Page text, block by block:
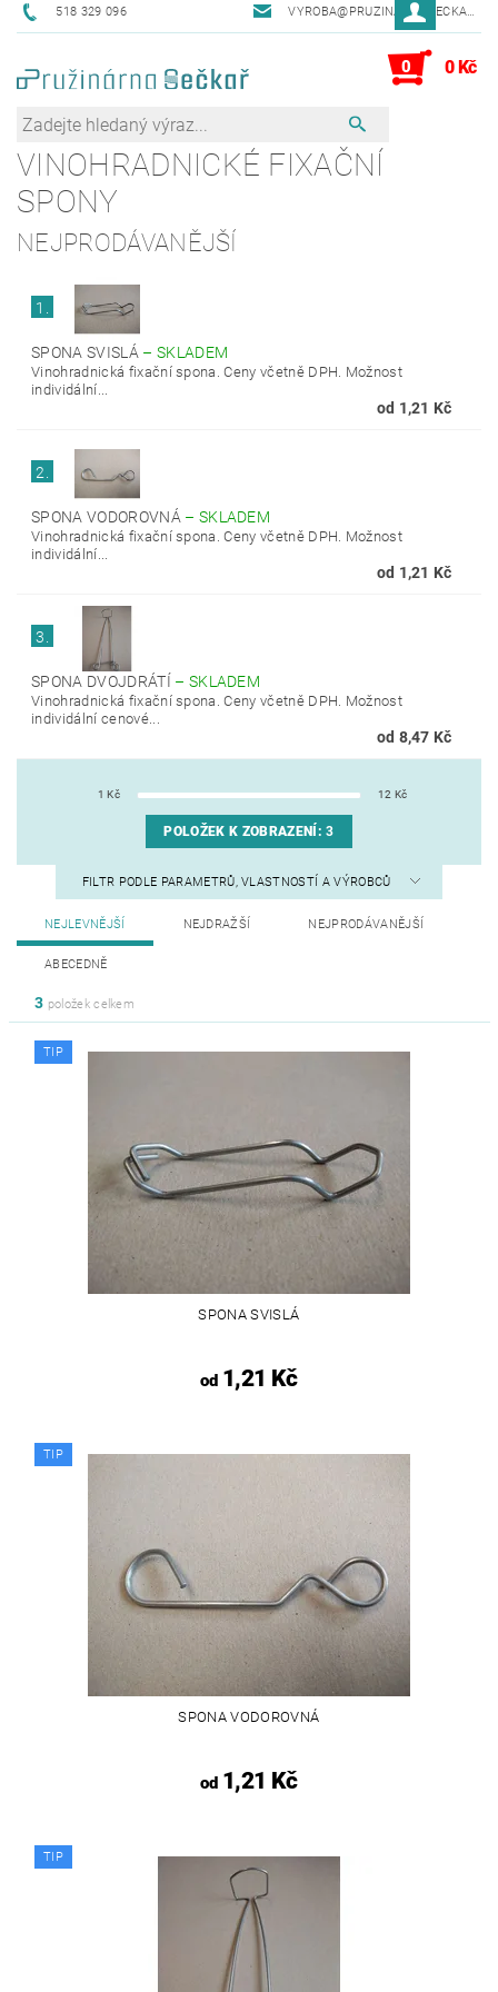
518 329 096 VYROBA@PRUZINARNASECKAR.CZ
0 0 Kč
VINOHRADNICKÉ FIXAČNÍ
SPONY
NEJPRODÁVANĚJŠÍ
1.
SPONA SVISLÁ – SKLADEM
Vinohradnická fixační spona. Ceny včetně DPH. Možnost
individální...
od 1,21 Kč
2.
SPONA VODOROVNÁ – SKLADEM
Vinohradnická fixační spona. Ceny včetně DPH. Možnost
individální...
od 1,21 Kč
3.
SPONA DVOJDRÁTÍ – SKLADEM
Vinohradnická fixační spona. Ceny včetně DPH. Možnost
individální cenové...
od 8,47 Kč
1 Kč 12 Kč
POLOŽEK K ZOBRAZENÍ:3
FILTR PODLE PARAMETRŮ, VLASTNOSTÍ A VÝROBCŮ
NEJLEVNĚJŠÍ NEJDRAŽŠÍ NEJPRODÁVANĚJŠÍ
ABECEDNĚ
3 položek celkem
TIP
SPONA SVISLÁ
od1,21 Kč
TIP
SPONA VODOROVNÁ
od1,21 Kč
TIP